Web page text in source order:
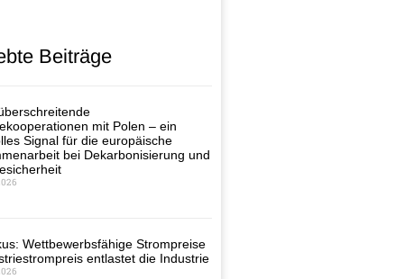
Beiträge
mit Polen – ein
Signal für die europäische
bei Dekarbonisierung und
Wettbewerbsfähige Strompreise
entlastet die Industrie